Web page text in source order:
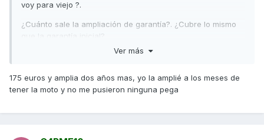
voy para viejo ?.
¿Cuánto sale la ampliación de garantía?. ¿Cubre lo mismo
que la garantía inicial?.
Ver más
175 euros y amplia dos años mas, yo la amplié a los meses de
tener la moto y no me pusieron ninguna pega